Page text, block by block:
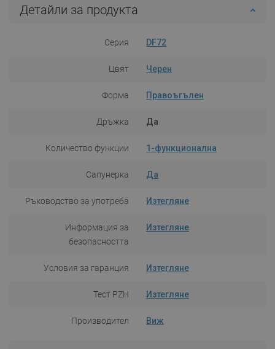
Детайли за продукта
Серия DF72
Цвят Черен
Форма Правоъгълен
Дръжка Да
Количество функции 1-функционална
Сапунерка Да
Ръководство за употреба Изтегляне
Информация за
безопасността
Изтегляне
Условия за гаранция Изтегляне
Тест PZH Изтегляне
Производител Виж